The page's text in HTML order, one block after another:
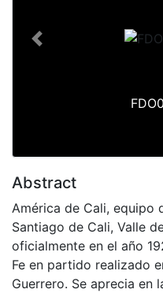
Previous
Abstract
América de Cali, equipo
Santiago de Cali, Valle
oficialmente en el año
Fe en partido realizado
Guerrero. Se aprecia en